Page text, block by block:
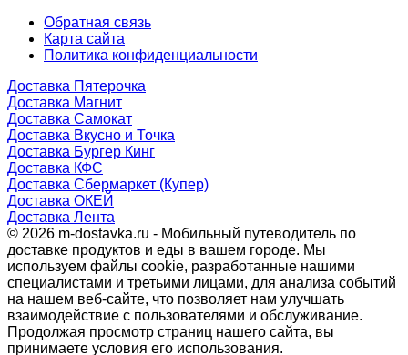
Обратная связь
Карта сайта
Политика конфиденциальности
Доставка Пятерочка
Доставка Магнит
Доставка Самокат
Доставка Вкусно и Точка
Доставка Бургер Кинг
Доставка КФС
Доставка Сбермаркет (Купер)
Доставка ОКЕЙ
Доставка Лента
© 2026 m-dostavka.ru - Мобильный путеводитель по
доставке продуктов и еды в вашем городе. Мы
используем файлы cookie, разработанные нашими
специалистами и третьими лицами, для анализа событий
на нашем веб-сайте, что позволяет нам улучшать
взаимодействие с пользователями и обслуживание.
Продолжая просмотр страниц нашего сайта, вы
принимаете условия его использования.